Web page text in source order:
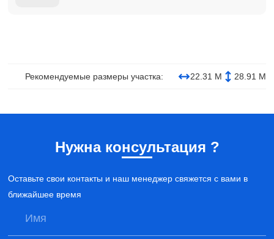
Рекомендуемые размеры участка: 22.31 М 28.91 М
Нужна консультация ?
Оставьте свои контакты и наш менеджер свяжется с вами в
ближайшее время